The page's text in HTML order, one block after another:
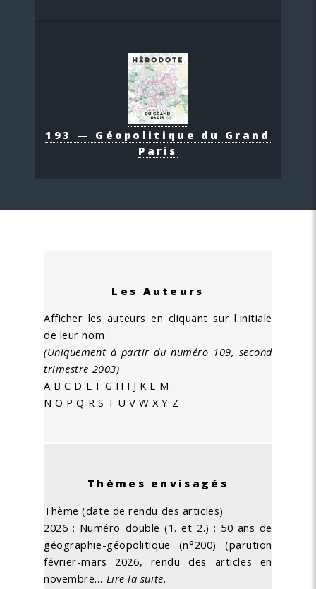
193 — Géopolitique du Grand
Paris
Les Auteurs
Afficher les auteurs en cliquant sur l'initiale
de leur nom :
(Uniquement à partir du numéro 109, second
trimestre 2003)
A B C D E F G H I J K L M
N O P Q R S T U V W X Y Z
Thèmes envisagés
Thème (date de rendu des articles)
2026 : Numéro double (1. et 2.) : 50 ans de
géographie-géopolitique (n°200) (parution
février-mars 2026, rendu des articles en
novembre… Lire la suite.